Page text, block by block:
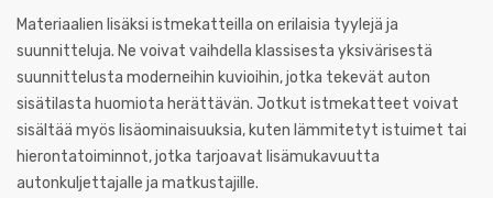
Materiaalien lisäksi istmekatteilla on erilaisia tyylejä ja
suunnitteluja. Ne voivat vaihdella klassisesta yksivärisestä
suunnittelusta moderneihin kuvioihin, jotka tekevät auton
sisätilasta huomiota herättävän. Jotkut istmekatteet voivat
sisältää myös lisäominaisuuksia, kuten lämmitetyt istuimet tai
hierontatoiminnot, jotka tarjoavat lisämukavuutta
autonkuljettajalle ja matkustajille.